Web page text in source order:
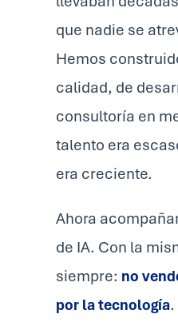
que nadie se
Hemos
calidad, de
consultoría en
talento era
era creciente.
Ahora
de IA. Con la
siempre: no
por la tecnología